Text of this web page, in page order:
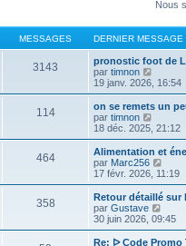
Nous
MESSAGES DERNIER MESSAGE
3143
pronostic foot de
par timnon
o
i
r
e
r
n
r
m
e
s
19 janv. 2026, 16:54
114
on se remets un
par timnon
o
i
r
l
e
e
r
n
i
18 déc. 2025, 21:12
464
Alimentation et
par Marc256
o
i
r
e
17 févr. 2026, 11:19
358
Retour détaillé sur
par Gustave
o
i
r
30 juin 2026, 09:45
Re: ᐅ Code Promo